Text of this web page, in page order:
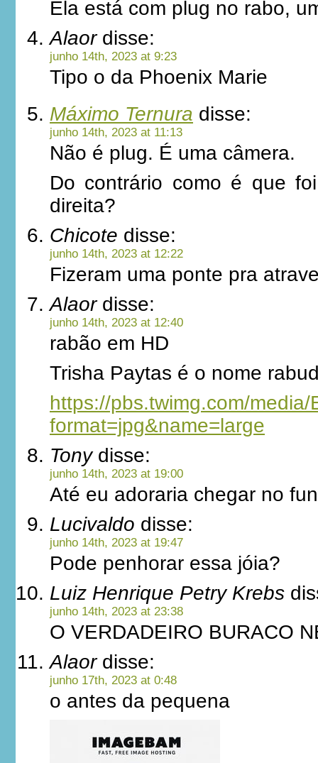
Ela está com plug no rabo,
Alaordisse:
junho 14th, 2023 at 9:23
Tipo o da Phoenix Marie
Máximo Ternura disse:
junho 14th, 2023 at 11:13
Não é plug. É uma câmera.
Do contrário como é que
direita?
Chicote disse:
junho 14th, 2023 at 12:22
Fizeram uma ponte pra
Alaordisse:
junho 14th, 2023 at 12:40
rabão em HD
Trisha Paytas é o nome
https://pbs.twimg.com/
format=jpg&name=large
Tonydisse:
junho 14th, 2023 at 19:00
Até eu adoraria chegar no
Lucivaldo disse:
junho 14th, 2023 at 19:47
Pode penhorar essa jóia?
Luiz Henrique Petry Krebs
junho 14th, 2023 at 23:38
O VERDADEIRO BURACO
Alaordisse:
junho 17th, 2023 at 0:48
o antes da pequena